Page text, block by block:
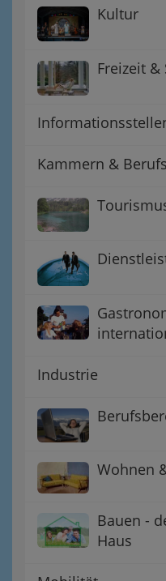
Kultur
Freizeit &
Kammern &
Industrie
Wohnen
Bauen -
Haus